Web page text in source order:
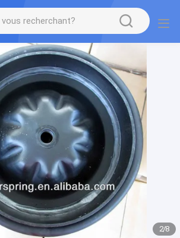
2/8